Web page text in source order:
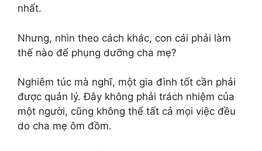
nhất.
Nhưng, nhìn theo cách khác, con cái phải làm
thế nào để phụng dưỡng cha mẹ?
Nghiêm túc mà nghĩ, một gia đình tốt cần phải
được quản lý. Đây không phải trách nhiệm của
một người, cũng không thể tất cả mọi việc đều
do cha mẹ ôm đồm.